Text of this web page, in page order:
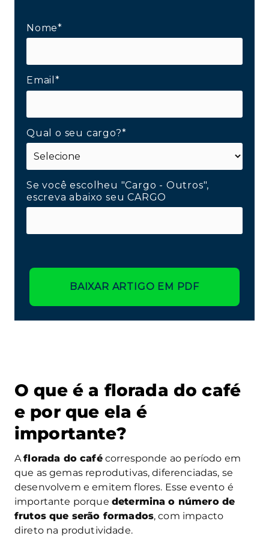
Nome*
Email*
Qual o seu cargo?*
Se você escolheu "Cargo - Outros",
escreva abaixo seu CARGO
BAIXAR ARTIGO EM PDF
O que é a florada do café
e por que ela é
importante?
Aflorada do cafécorresponde ao período em
que as gemas reprodutivas, diferenciadas, se
desenvolvem e emitem flores. Esse evento é
importante porque determina o número de
frutos que serão formados, com impacto
direto na produtividade.